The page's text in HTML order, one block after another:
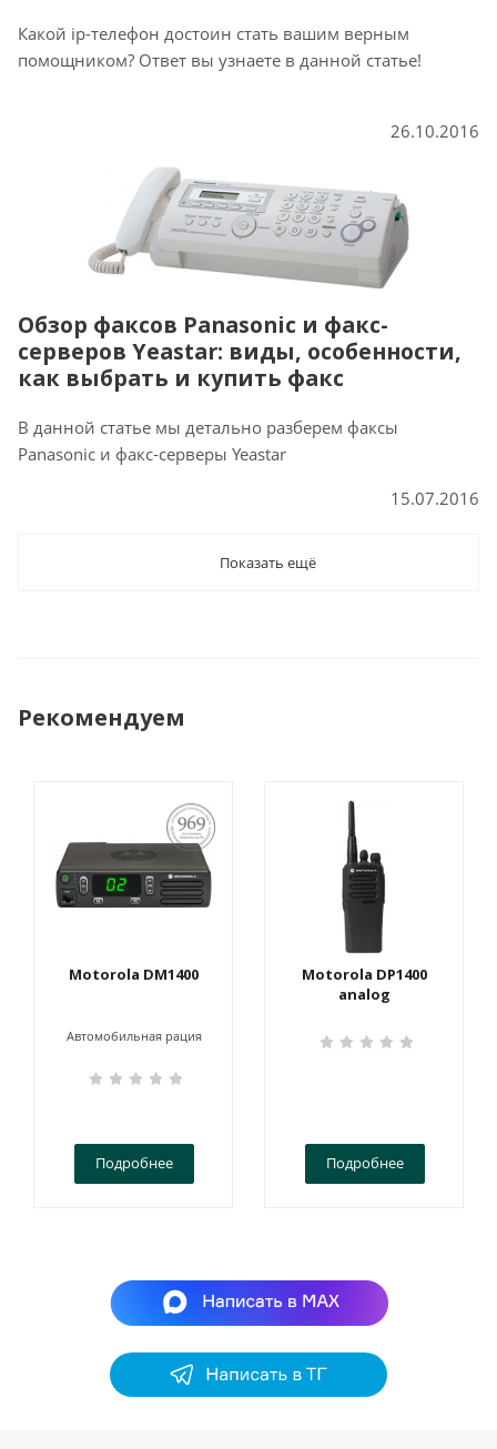
Какой ip-телефон достоин стать вашим верным
помощником? Ответ вы узнаете в данной статье!
26.10.2016
Обзор факсов Panasonic и факс-
серверов Yeastar: виды, особенности,
как выбрать и купить факс
В данной статье мы детально разберем факсы
Panasonic и факс-серверы Yeastar
15.07.2016
Показать ещё
Рекомендуем
ПОСТАНОВЛЕНИЕ
969
Motorola DM1400
Автомобильная рация
Подробнее
Motorola DP1400
analog
Подробнее